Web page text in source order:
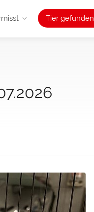
Tier gefunden